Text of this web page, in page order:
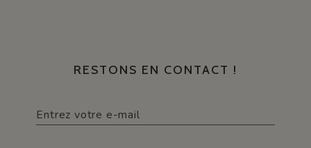
RESTONS EN CONTACT !